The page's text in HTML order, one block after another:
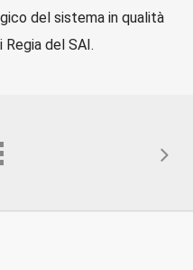
del sistema in qualità
del SAI.